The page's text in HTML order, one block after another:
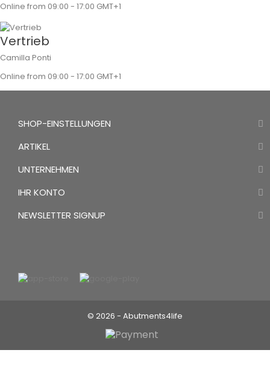
Online from 09:00 - 17:00 GMT+1
Vertrieb
Camilla Ponti
Online from 09:00 - 17:00 GMT+1
SHOP-EINSTELLUNGEN
ARTIKEL
UNTERNEHMEN
IHR KONTO
NEWSLETTER SIGNUP
© 2026 - Abutments4life